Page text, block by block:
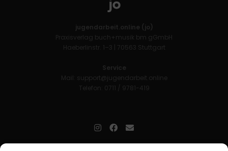
jugendarbeit.online (jo)
Praxisverlag buch+musik bm gGmbH
Haeberlinstr. 1–3 | 70563 Stuttgart
Service
Mail: support@jugendarbeit.online
Telefon: 0711 / 9781-419